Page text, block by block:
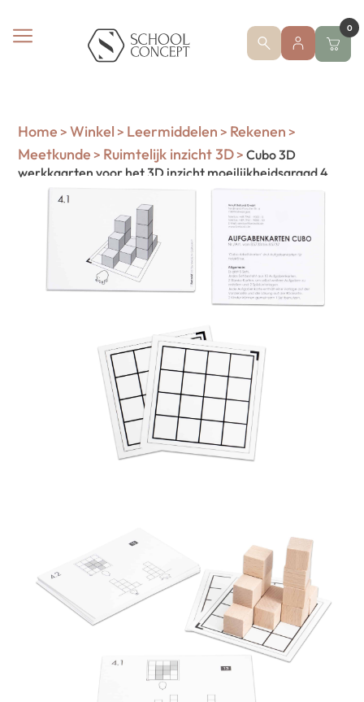
0
Home > Winkel > Leermiddelen > Rekenen >
Meetkunde > Ruimtelijk inzicht 3D> Cubo 3D
werkkaarten voor het 3D inzicht moeilijkheidsgraad 4